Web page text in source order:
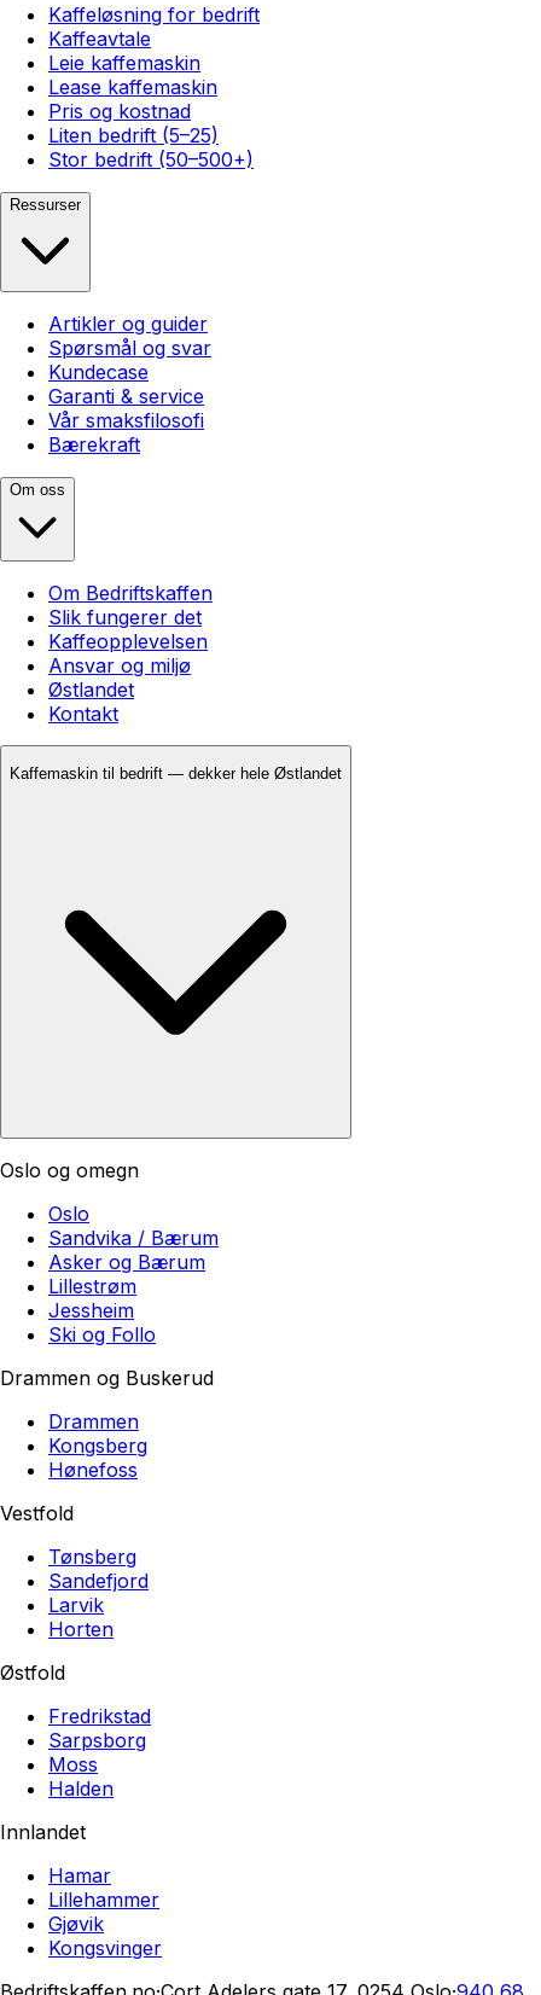
Kaffeløsning for bedrift
Kaffeavtale
Leie kaffemaskin
Lease kaffemaskin
Pris og kostnad
Liten bedrift (5–25)
Stor bedrift (50–500+)
Ressurser
Artikler og guider
Spørsmål og svar
Kundecase
Garanti & service
Vår smaksfilosofi
Bærekraft
Om oss
Om Bedriftskaffen
Slik fungerer det
Kaffeopplevelsen
Ansvar og miljø
Østlandet
Kontakt
Kaffemaskin til bedrift — dekker hele Østlandet
Oslo og omegn
Oslo
Sandvika / Bærum
Asker og Bærum
Lillestrøm
Jessheim
Ski og Follo
Drammen og Buskerud
Drammen
Kongsberg
Hønefoss
Vestfold
Tønsberg
Sandefjord
Larvik
Horten
Østfold
Fredrikstad
Sarpsborg
Moss
Halden
Innlandet
Hamar
Lillehammer
Gjøvik
Kongsvinger